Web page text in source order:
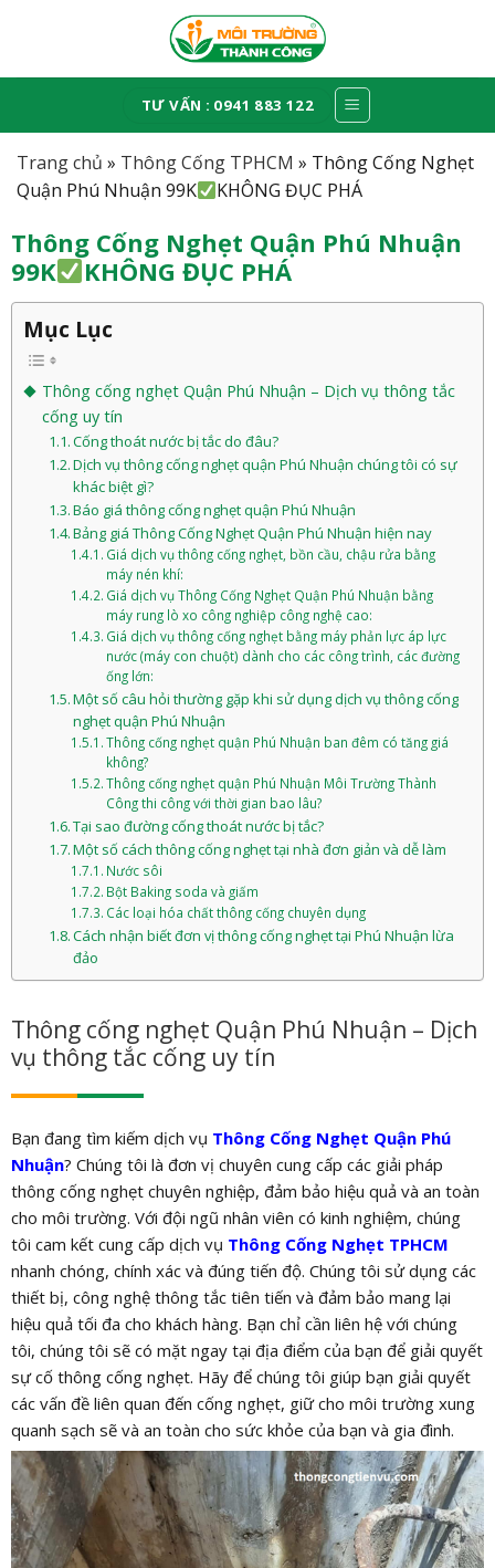
TƯ VẤN : 0941 883 122
Trang chủ » Thông Cống TPHCM » Thông Cống Nghẹt
Quận Phú Nhuận 99K
KHÔNG ĐỤC PHÁ
Thông Cống Nghẹt Quận Phú Nhuận
99K
KHÔNG ĐỤC PHÁ
Mục Lục
Thông cống nghẹt Quận Phú Nhuận – Dịch vụ thông tắc
cống uy tín
Cống thoát nước bị tắc do đâu?
Dịch vụ thông cống nghẹt quận Phú Nhuận chúng tôi có sự
khác biệt gì?
Báo giá thông cống nghẹt quận Phú Nhuận
Bảng giá Thông Cống Nghẹt Quận Phú Nhuận hiện nay
Giá dịch vụ thông cống nghẹt, bồn cầu, chậu rửa bằng
máy nén khí:
Giá dịch vụ Thông Cống Nghẹt Quận Phú Nhuận bằng
máy rung lò xo công nghiệp công nghệ cao:
Giá dịch vụ thông cống nghẹt bằng máy phản lực áp lực
nước (máy con chuột) dành cho các công trình, các đường
ống lớn:
Một số câu hỏi thường gặp khi sử dụng dịch vụ thông cống
nghẹt quận Phú Nhuận
Thông cống nghẹt quận Phú Nhuận ban đêm có tăng giá
không?
Thông cống nghẹt quận Phú Nhuận Môi Trường Thành
Công thi công với thời gian bao lâu?
Tại sao đường cống thoát nước bị tắc?
Một số cách thông cống nghẹt tại nhà đơn giản và dễ làm
Nước sôi
Bột Baking soda và giấm
Các loại hóa chất thông cống chuyên dụng
Cách nhận biết đơn vị thông cống nghẹt tại Phú Nhuận lừa
đảo
Thông cống nghẹt Quận Phú Nhuận – Dịch
vụ thông tắc cống uy tín
Bạn đang tìm kiếm dịch vụ Thông Cống Nghẹt Quận Phú
Nhuận? Chúng tôi là đơn vị chuyên cung cấp các giải pháp
thông cống nghẹt chuyên nghiệp, đảm bảo hiệu quả và an toàn
cho môi trường. Với đội ngũ nhân viên có kinh nghiệm, chúng
tôi cam kết cung cấp dịch vụ Thông Cống Nghẹt TPHCM
nhanh chóng, chính xác và đúng tiến độ. Chúng tôi sử dụng các
thiết bị, công nghệ thông tắc tiên tiến và đảm bảo mang lại
hiệu quả tối đa cho khách hàng. Bạn chỉ cần liên hệ với chúng
tôi, chúng tôi sẽ có mặt ngay tại địa điểm của bạn để giải quyết
sự cố thông cống nghẹt. Hãy để chúng tôi giúp bạn giải quyết
các vấn đề liên quan đến cống nghẹt, giữ cho môi trường xung
quanh sạch sẽ và an toàn cho sức khỏe của bạn và gia đình.